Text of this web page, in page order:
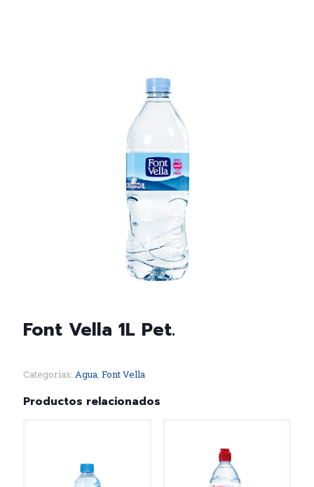
Font Vella 1L Pet.
Categorías: Agua, Font Vella
Productos relacionados